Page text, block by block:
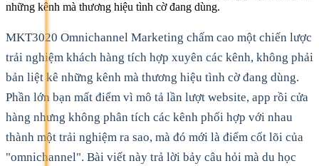
những kênh mà thương hiệu tình cờ đang dùng.
MKT3020 Omnichannel Marketing chấm cao một chiến lược
trải nghiệm khách hàng tích hợp xuyên các kênh, không phải
bản liệt kê những kênh mà thương hiệu tình cờ đang dùng.
Phần lớn bạn mất điểm vì mô tả lần lượt website, app rồi cửa
hàng nhưng không phân tích các kênh phối hợp với nhau
thành một trải nghiệm ra sao, mà đó mới là điểm cốt lõi của
"omnichannel". Bài viết này trả lời bảy câu hỏi mà du học